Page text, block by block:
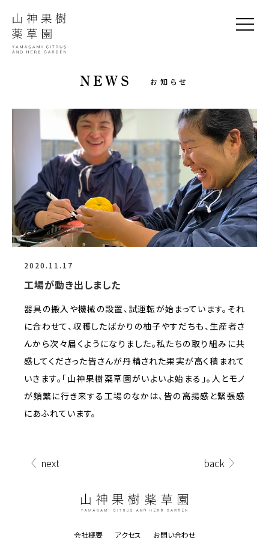
NEWS お知らせ
2020.11.17
工場が動き出しました
器具の搬入や機械の設置、試運転が始まっています。それ
に合わせて、収穫したばかりの柚子やすだちも、生産者さ
んから次々届くようになりました。私たちの取り組みに共
感してくださった皆さんが丹精された果実が高く積まれて
いきます。「山神果樹薬草園がいよいよ始まる」。人とモノ
が頻繁に行き来する工場のなかは、皆の高揚感と緊張感
にあふれています。
next back
会社概要 アクセス お問い合わせ